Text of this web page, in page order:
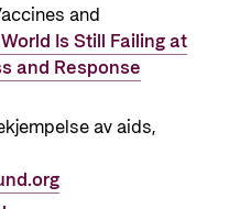
and
Is Still Failing at
and Response
av aids,